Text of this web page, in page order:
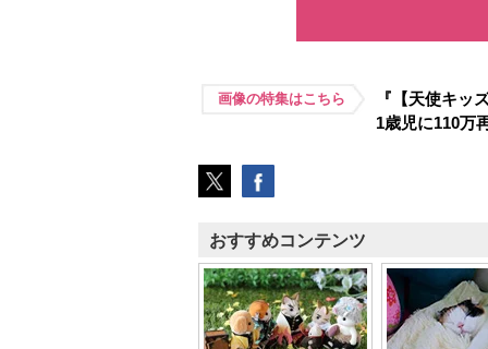
画像の特集はこちら
『【天使キッ
1歳児に110万
おすすめコンテンツ